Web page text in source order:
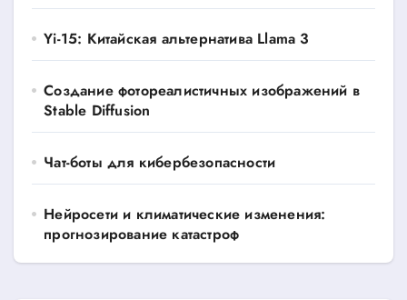
Yi-15: Китайская альтернатива Llama 3
Создание фотореалистичных изображений в
Stable Diffusion
Чат-боты для кибербезопасности
Нейросети и климатические изменения:
прогнозирование катастроф